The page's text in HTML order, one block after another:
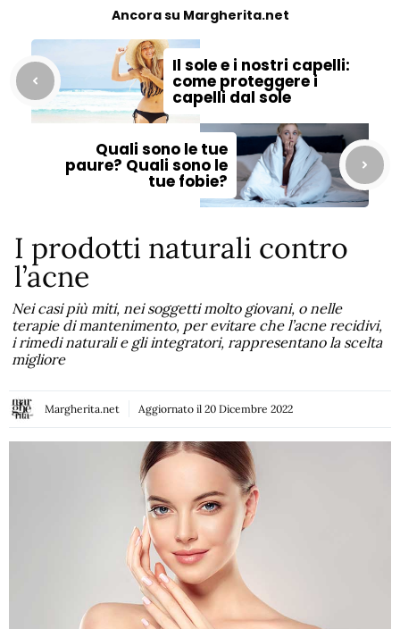
Ancora su Margherita.net
Il sole e i nostri capelli:
come proteggere i
capelli dal sole
Quali sono le tue
paure? Quali sono le
tue fobie?
I prodotti naturali contro
l’acne
Nei casi più miti, nei soggetti molto giovani, o nelle
terapie di mantenimento, per evitare che l’acne recidivi,
i rimedi naturali e gli integratori, rappresentano la scelta
migliore
Margherita.net Aggiornato il 20 Dicembre 2022